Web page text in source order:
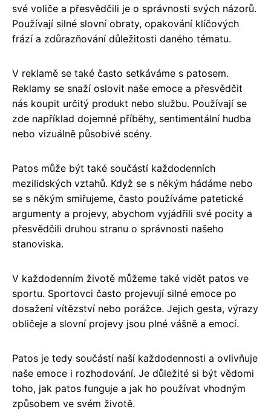
své voliče a přesvědčili je o správnosti svých názorů.
Používají silné slovní obraty, opakování klíčových
frází a zdůrazňování důležitosti daného tématu.
V reklamě se také často setkáváme s patosem.
Reklamy se snaží oslovit naše emoce a přesvědčit
nás koupit určitý produkt nebo službu. Používají se
zde například dojemné příběhy, sentimentální hudba
nebo vizuálně působivé scény.
Patos může být také součástí každodenních
mezilidských vztahů. Když se s někým hádáme nebo
se s někým smiřujeme, často používáme patetické
argumenty a projevy, abychom vyjádřili své pocity a
přesvědčili druhou stranu o správnosti našeho
stanoviska.
V každodenním životě můžeme také vidět patos ve
sportu. Sportovci často projevují silné emoce po
dosažení vítězství nebo porážce. Jejich gesta, výrazy
obličeje a slovní projevy jsou plné vášně a emocí.
Patos je tedy součástí naší každodennosti a ovlivňuje
naše emoce i rozhodování. Je důležité si být vědomi
toho, jak patos funguje a jak ho používat vhodným
způsobem ve svém životě.